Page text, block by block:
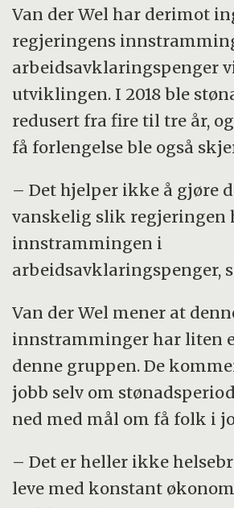
seg jobb, hvilken støtte de
det offentlige og mer.
Van der Wel har derimot
regjeringens
arbeidsavklaringspenger
utviklingen. I 2018 ble
redusert fra fire til tre år,
få forlengelse ble også
– Det hjelper ikke å gjøre
vanskelig slik regjeringen
innstrammingen i
arbeidsavklaringspenger,
Van der Wel mener at
innstramminger har liten
denne gruppen. De
jobb selv om
ned med mål om få folk i
– Det er heller ikke
leve med konstant